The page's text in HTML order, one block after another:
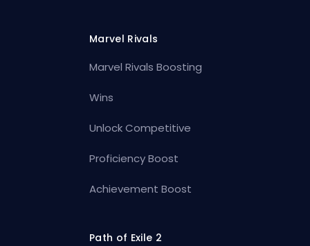
Marvel Rivals
Marvel Rivals Boosting
Wins
Unlock Competitive
Proficiency Boost
Achievement Boost
Path of Exile 2